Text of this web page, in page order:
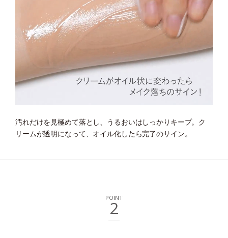
汚れだけを見極めて落とし、うるおいはしっかりキープ。 ク
リームが透明になって、オイル化したら完了のサイン。
POINT
2